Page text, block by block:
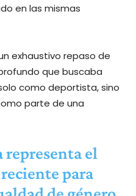
en las mismas
exhaustivo repaso de
que buscaba
como deportista, sino
parte de una
representa el
para